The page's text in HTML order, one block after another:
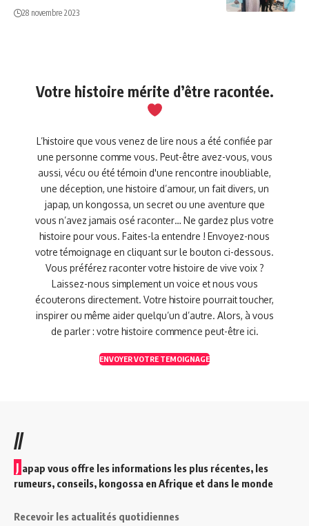
28 novembre 2023
Votre histoire mérite d’être racontée.
L’histoire que vous venez de lire nous a été confiée par
une personne comme vous. Peut-être avez-vous, vous
aussi, vécu ou été témoin d'une rencontre inoubliable,
une déception, une histoire d’amour, un fait divers, un
japap, un kongossa, un secret ou une aventure que
vous n’avez jamais osé raconter… Ne gardez plus votre
histoire pour vous. Faites-la entendre ! Envoyez-nous
votre témoignage en cliquant sur le bouton ci-dessous.
Vous préférez raconter votre histoire de vive voix ?
Laissez-nous simplement un voice et nous vous
écouterons directement. Votre histoire pourrait toucher,
inspirer ou même aider quelqu’un d’autre. Alors, à vous
de parler : votre histoire commence peut-être ici.
ENVOYER VOTRE TEMOIGNAGE
//
J apap vous offre les informations les plus récentes, les
rumeurs, conseils, kongossa en Afrique et dans le monde
Recevoir les actualités quotidiennes